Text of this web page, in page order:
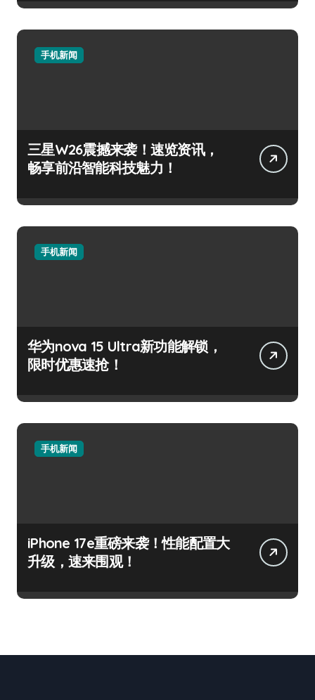
手机新闻
三星W26震撼来袭！速览资讯，
畅享前沿智能科技魅力！
手机新闻
华为nova 15 Ultra新功能解锁，
限时优惠速抢！
手机新闻
iPhone 17e重磅来袭！性能配置大
升级，速来围观！